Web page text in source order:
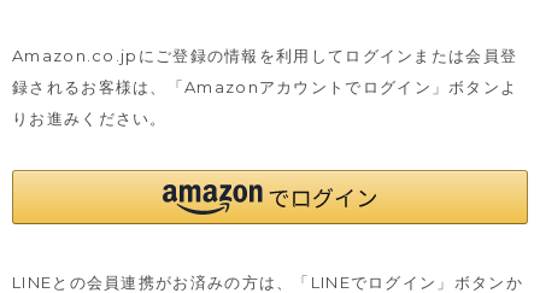
Amazon.co.jpにご登録の情報を利用してログインまたは会員登
録されるお客様は、
「Amazonアカウントでログイン」ボタンよ
りお進みください。
LINEとの会員連携がお済みの方は、「LINEでログイン」ボタンか